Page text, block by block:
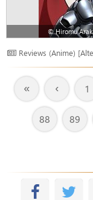
© Hiromu
Reviews (Anime)
« ‹ 1
88 89